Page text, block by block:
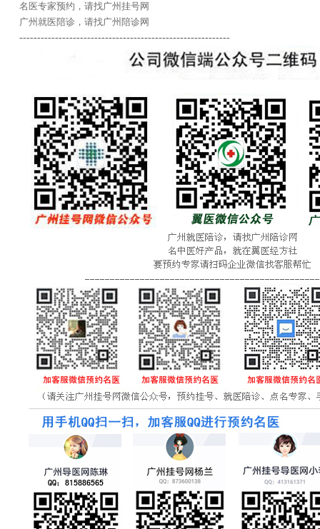
名医专家预约，请找广州挂号网
广州就医陪诊，请找广州陪诊网
-----------------------------------------------------------